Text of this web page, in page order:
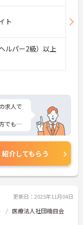
ト
ルパー2級）以上
求人で
でも安
ての働
ださ
紹介してもらう
更新日：2025年11月04日
医療法人社団楠目会